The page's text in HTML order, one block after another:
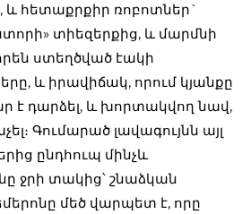
և հետաքրքիր ռոբոտներ`
տիեզերքից, և մարմնի
ստեղծված էակի
և իրավիճակ, որում կյանքը
է դարձել, և խորտակվող նավ,
Գումարած լավագույնն այլ
ընդհուպ մինչև
ջրի տակից՝ շնաձկան
մեծ վարպետ է, որը